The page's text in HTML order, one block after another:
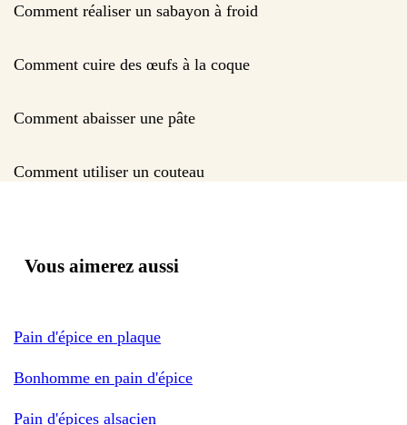
Comment réaliser un sabayon à froid
Comment cuire des œufs à la coque
Comment abaisser une pâte
Comment utiliser un couteau
Vous aimerez aussi
Pain d'épice en plaque
Bonhomme en pain d'épice
Pain d'épices alsacien